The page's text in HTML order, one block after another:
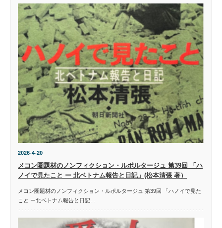
2026-4-20
メコン圏題材のノンフィクション・ルポルタージュ 第39回 「ハ
ノイで見たこと ー 北ベトナム報告と日記」(松本清張 著）
メコン圏題材のノンフィクション・ルポルタージュ 第39回 「ハノイで見た
こと ー北ベトナム報告と日記…